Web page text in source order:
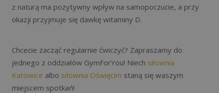
z naturą ma pozytywny wpływ na samopoczucie, a przy
okazji przyjmuje się dawkę witaminy D.
Chcecie zacząć regularnie ćwiczyć? Zapraszamy do
jednego z oddziałów GymForYou! Niech siłownia
Katowice albo siłownia Oświęcim staną się waszym
miejscem spotkań!